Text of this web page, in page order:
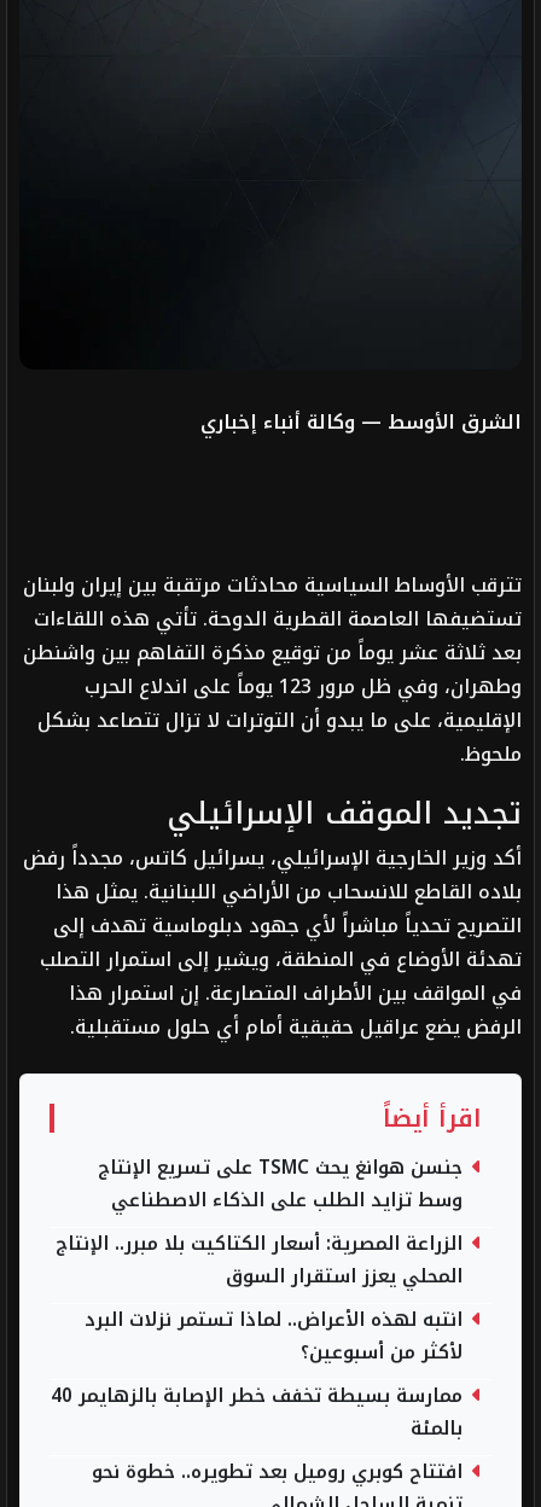
الشرق الأوسط — وكالة أنباء إخباري
تترقب الأوساط السياسية محادثات مرتقبة بين إيران ولبنان
تستضيفها العاصمة القطرية الدوحة. تأتي هذه اللقاءات
بعد ثلاثة عشر يوماً من توقيع مذكرة التفاهم بين واشنطن
وطهران، وفي ظل مرور 123 يوماً على اندلاع الحرب
الإقليمية، على ما يبدو أن التوترات لا تزال تتصاعد بشكل
ملحوظ.
تجديد الموقف الإسرائيلي
أكد وزير الخارجية الإسرائيلي، يسرائيل كاتس، مجدداً رفض
بلاده القاطع للانسحاب من الأراضي اللبنانية. يمثل هذا
التصريح تحدياً مباشراً لأي جهود دبلوماسية تهدف إلى
تهدئة الأوضاع في المنطقة، ويشير إلى استمرار التصلب
في المواقف بين الأطراف المتصارعة. إن استمرار هذا
الرفض يضع عراقيل حقيقية أمام أي حلول مستقبلية.
اقرأ أيضاً
جنسن هوانغ يحث TSMC على تسريع الإنتاج
وسط تزايد الطلب على الذكاء الاصطناعي
الزراعة المصرية: أسعار الكتاكيت بلا مبرر.. الإنتاج
المحلي يعزز استقرار السوق
انتبه لهذه الأعراض.. لماذا تستمر نزلات البرد
لأكثر من أسبوعين؟
ممارسة بسيطة تخفف خطر الإصابة بالزهايمر 40
بالمئة
افتتاح كوبري روميل بعد تطويره.. خطوة نحو